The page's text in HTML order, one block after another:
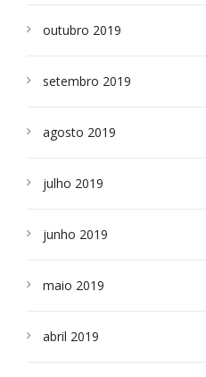
outubro 2019
setembro 2019
agosto 2019
julho 2019
junho 2019
maio 2019
abril 2019